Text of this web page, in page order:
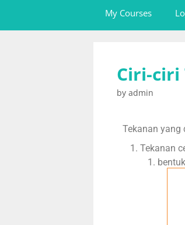
My Courses
Ciri-ciri
by admin
Tekanan yang
Tekanan